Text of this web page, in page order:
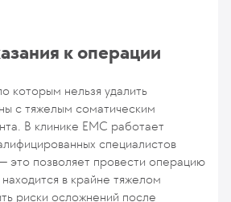
к операции
которым нельзя удалить
с тяжелым соматическим
В клинике ЕМС работает
специалистов
это позволяет провести операцию
в крайне тяжелом
риски осложнений после